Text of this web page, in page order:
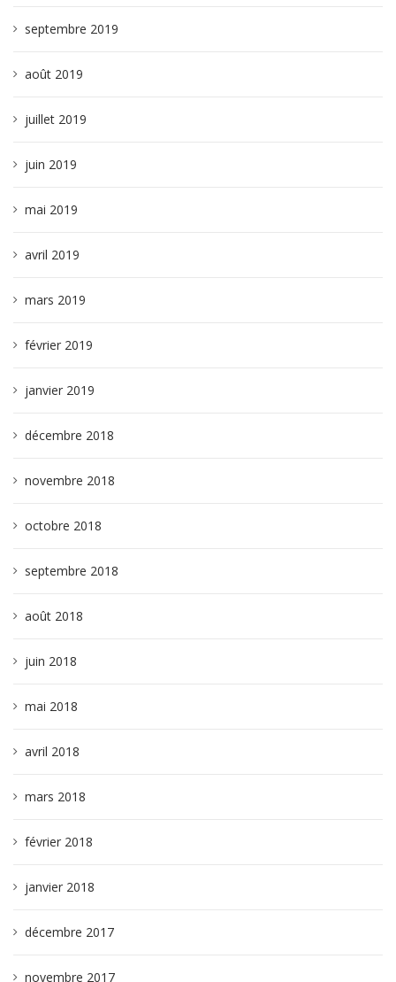
septembre 2019
août 2019
juillet 2019
juin 2019
mai 2019
avril 2019
mars 2019
février 2019
janvier 2019
décembre 2018
novembre 2018
octobre 2018
septembre 2018
août 2018
juin 2018
mai 2018
avril 2018
mars 2018
février 2018
janvier 2018
décembre 2017
novembre 2017